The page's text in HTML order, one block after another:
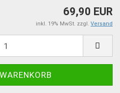
69,90 EUR
inkl. 19% MwSt. zzgl. Versand